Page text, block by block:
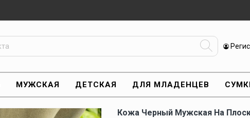
МУЖСКАЯ ДЕТСКАЯ ДЛЯ МЛАДЕНЦЕВ
Кожа Черный Мужская На